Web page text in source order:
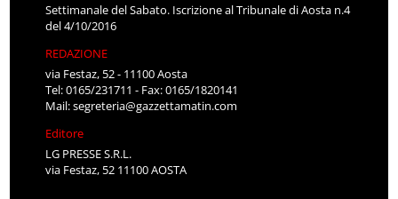
Settimanale del Sabato. Iscrizione al Tribunale di Aosta n.4
del 4/10/2016
REDAZIONE
via Festaz, 52 - 11100 Aosta
Tel: 0165/231711 - Fax: 0165/1820141
Mail:segreteria@gazzettamatin.com
Editore
LG PRESSE S.R.L.
via Festaz, 52 11100 AOSTA